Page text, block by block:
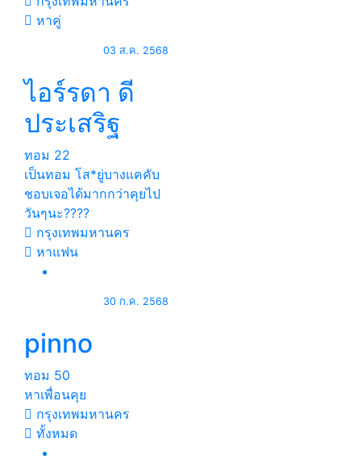
หาคู่
03 ส.ค. 2568
ไอร์รดา ดี
ประเสริฐ
ทอม 22
เป็นทอม โส*ยู่บางแคคับ
ชอบเจอได้มากกว่าคุยไป
วันๆนะ????
กรุงเทพมหานคร
หาแฟน
30 ก.ค. 2568
pinno
ทอม 50
หาเพื่อนคุย
กรุงเทพมหานคร
ทั้งหมด